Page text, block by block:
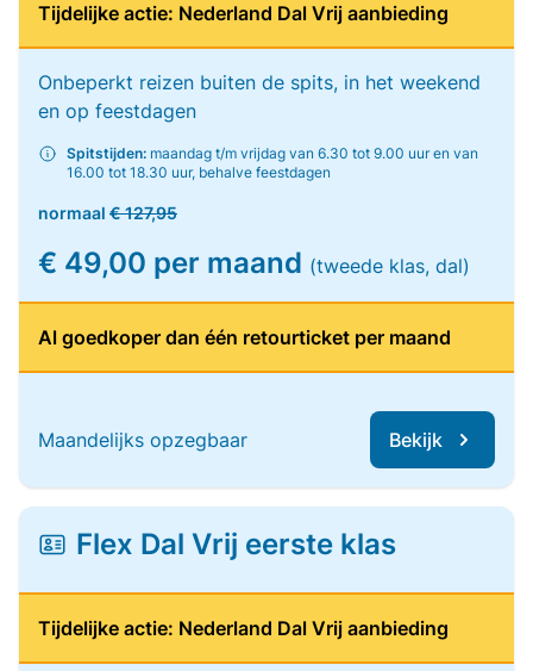
Tijdelijke actie: Nederland Dal Vrij aanbieding
Onbeperkt reizen buiten de spits, in het weekend
en op feestdagen
Spitstijden: maandag t/m vrijdag van 6.30 tot 9.00 uur en van
16.00 tot 18.30 uur, behalve feestdagen
normaal € 127,95
€ 49,00 per maand (tweede klas, dal)
Al goedkoper dan één retourticket per maand
Maandelijks opzegbaar Bekijk
Flex Dal Vrij eerste klas
Tijdelijke actie: Nederland Dal Vrij aanbieding